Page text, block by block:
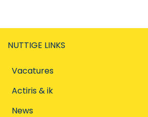
NUTTIGE LINKS
Vacatures
Actiris & ik
News